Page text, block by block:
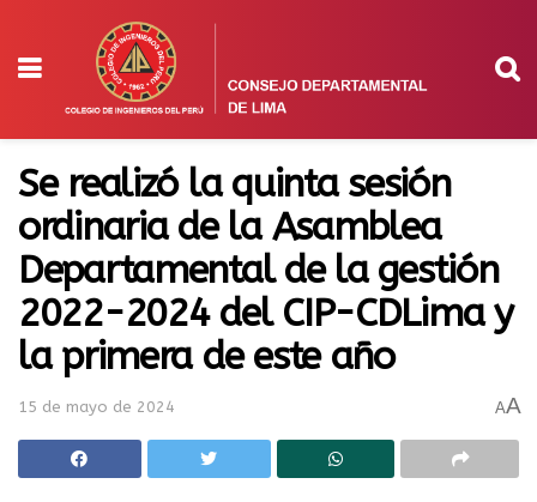
Se realizó la quinta sesión
ordinaria de la Asamblea
Departamental de la gestión
2022-2024 del CIP-CDLima y
la primera de este año
15 de mayo de 2024 AA